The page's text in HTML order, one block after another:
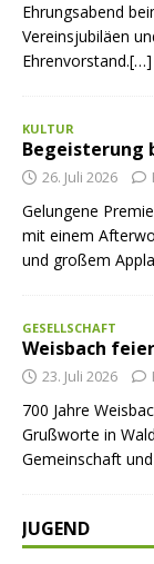
Ehrungsabend
Vereinsjubiläen
Ehrenvorstand.[…]
KULTUR
Begeisterung
26. Juli 2026
Gelungene
mit einem
und großem
GESELLSCHAFT
Weisbach
23. Juli 2026
700 Jahre
Grußworte in
Gemeinschaft
JUGEND